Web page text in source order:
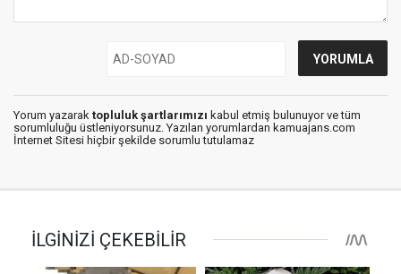
Yorum yazarak topluluk şartlarımızı kabul etmiş bulunuyor ve tüm
sorumluluğu üstleniyorsunuz. Yazılan yorumlardan kamuajans.com
İnternet Sitesi hiçbir şekilde sorumlu tutulamaz